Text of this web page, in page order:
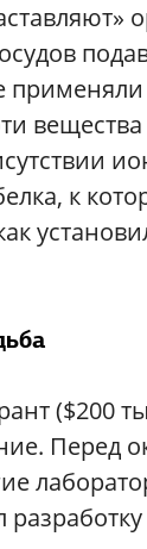
к
($200
Перед